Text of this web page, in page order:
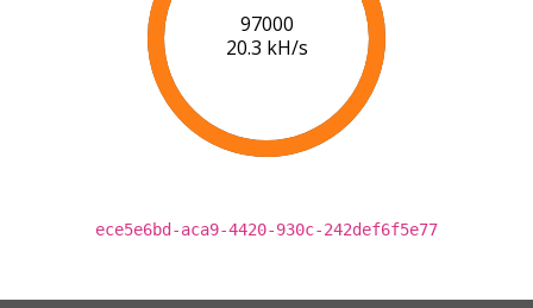
99000
20.5 kH/s
ece5e6bd-aca9-4420-930c-242def6f5e77